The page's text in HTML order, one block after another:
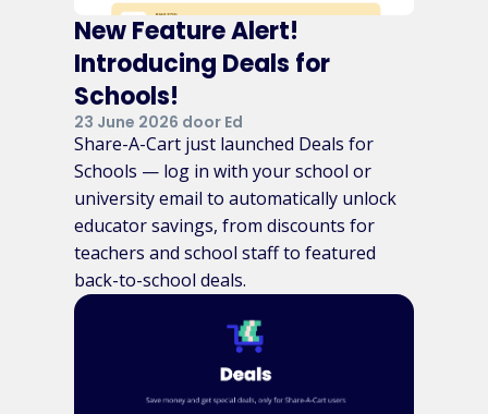
New Feature Alert!
Introducing Deals for
Schools!
23 June 2026 door Ed
Share-A-Cart just launched Deals for
Schools — log in with your school or
university email to automatically unlock
educator savings, from discounts for
teachers and school staff to featured
back-to-school deals.